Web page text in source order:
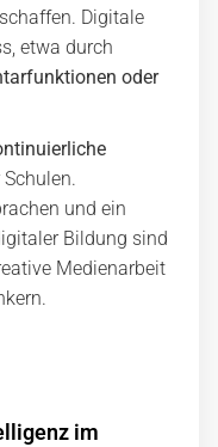
Digitale
etwa durch
oder
und ein
Bildung sind
Medienarbeit
im